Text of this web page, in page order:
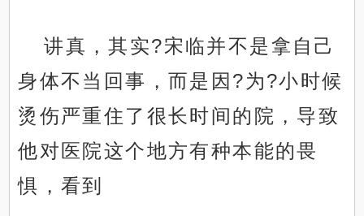
讲真，其实?宋临并不是拿自己
身体不当回事，而是因?为?小时候
烫伤严重住了很长时间的院，导致
他对医院这个地方有种本能的畏
惧，看到